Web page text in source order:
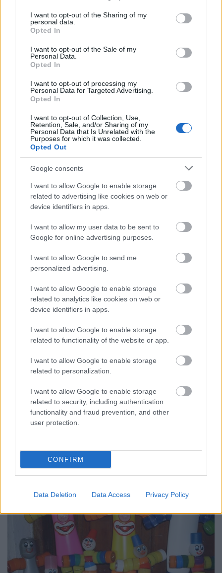
not limited to your visit or usage behaviour. You may click to
grant or deny consent to Google and its third-party tags to
use your data for below specified purposes in below Google
consent section.
I want to opt-out of the Sharing of my
personal data.
Opted In
I want to opt-out of the Sale of my
Personal Data.
Opted In
I want to opt-out of processing my
Personal Data for Targeted Advertising.
Opted In
I want to opt-out of Collection, Use,
Retention, Sale, and/or Sharing of my
Personal Data that Is Unrelated with the
Purposes for which it was collected.
Opted Out
Google consents
I want to allow Google to enable storage
related to advertising like cookies on web or
device identifiers in apps.
I want to allow my user data to be sent to
Google for online advertising purposes.
I want to allow Google to send me
personalized advertising.
I want to allow Google to enable storage
related to analytics like cookies on web or
device identifiers in apps.
I want to allow Google to enable storage
related to functionality of the website or app.
I want to allow Google to enable storage
related to personalization.
I want to allow Google to enable storage
related to security, including authentication
functionality and fraud prevention, and other
user protection.
CONFIRM
Data Deletion Data Access Privacy Policy
Memória játék (forrás: Pinterest)